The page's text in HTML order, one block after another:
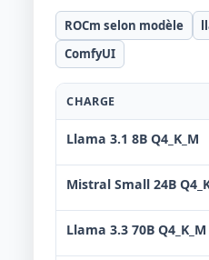
ROCm selon modèle
ComfyUI
CHARGE
Llama 3.1 8B Q4_K_M
Mistral Small 24B
Llama 3.3 70B Q4_K_M